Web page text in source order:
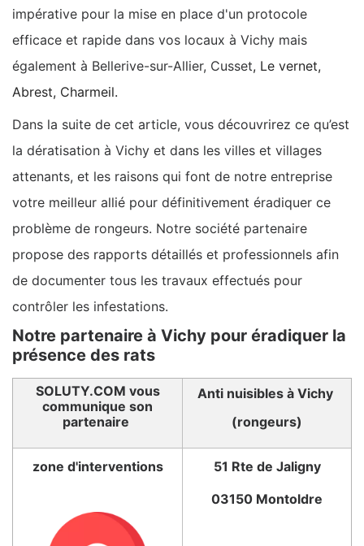
impérative pour la mise en place d'un protocole
efficace et rapide dans vos locaux à Vichy mais
également à Bellerive-sur-Allier, Cusset, Le vernet,
Abrest, Charmeil.
Dans la suite de cet article, vous découvrirez ce qu’est
la dératisation à Vichy et dans les villes et villages
attenants, et les raisons qui font de notre entreprise
votre meilleur allié pour définitivement éradiquer ce
problème de rongeurs. Notre société partenaire
propose des rapports détaillés et professionnels afin
de documenter tous les travaux effectués pour
contrôler les infestations.
Notre partenaire à Vichy pour éradiquer la
présence des rats
SOLUTY.COM vous
communique son
partenaire
Anti nuisibles à Vichy
(rongeurs)
zone d'interventions
51 Rte de Jaligny
03150 Montoldre